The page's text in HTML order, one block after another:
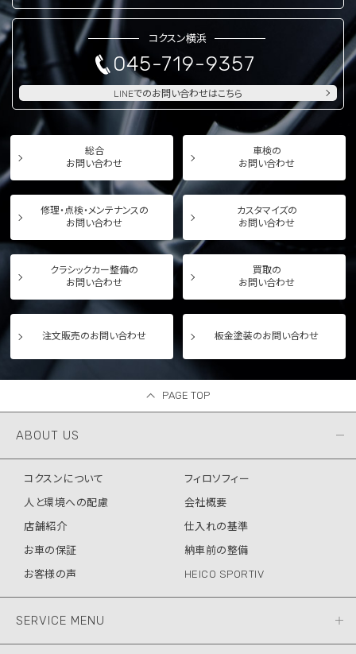
コクスン横浜
045-719-9357
LINEでのお問い合わせはこちら
総合
お問い合わせ
車検の
お問い合わせ
修理・点検・メンテナンスの
お問い合わせ
カスタマイズの
お問い合わせ
クラシックカー整備の
お問い合わせ
買取の
お問い合わせ
注文販売のお問い合わせ 板金塗装のお問い合わせ
PAGE TOP
ABOUT US
コクスンについて
フィロソフィー
人と環境への配慮
会社概要
店舗紹介
仕入れの基準
お車の保証
納車前の整備
お客様の声
HEICO SPORTIV
SERVICE MENU